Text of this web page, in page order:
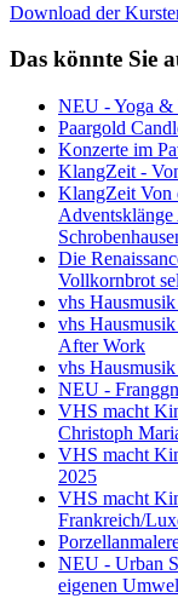
Download der
Das könnte Sie
NEU - Yoga &
Paargold
Konzerte im
KlangZeit -
KlangZeit Von
Adventsklänge
Die
Vollkornbrot
vhs
vhs
After Work
vhs
NEU -
VHS macht
Christoph
VHS macht
2025
VHS macht
Frankreich/
NEU - Urban
eigenen